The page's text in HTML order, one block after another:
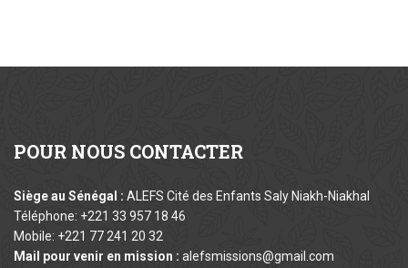
POUR NOUS CONTACTER
Siège au Sénégal : ALEFS Cité des Enfants Saly Niakh-Niakhal
Téléphone: +221 33 957 18 46
Mobile: +221 77 241 20 32
Mail pour venir en mission : alefsmissions@gmail.com